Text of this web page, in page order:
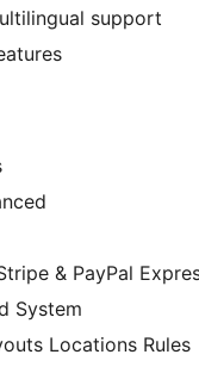
support
& PayPal
System
Locations Rules